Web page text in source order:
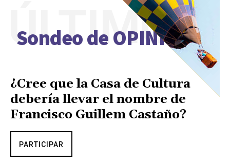
Sondeo de OPINIÓN
ÚLTIMO
¿Cree que la Casa de Cultura
debería llevar el nombre de
Francisco Guillem Castaño?
PARTICIPAR